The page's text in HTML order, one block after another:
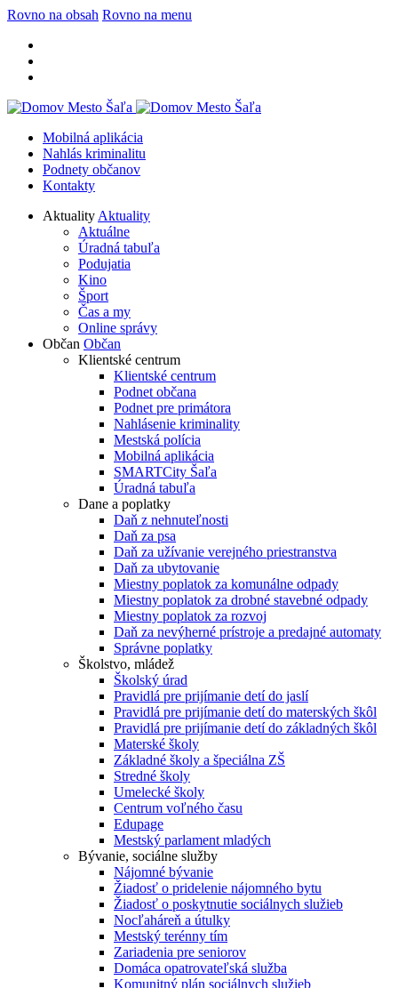
Rovno na obsah Rovno na menu
Mobilná aplikácia
Nahlás kriminalitu
Podnety občanov
Kontakty
Aktuality Aktuality
Aktuálne
Úradná tabuľa
Podujatia
Kino
Šport
Čas a my
Online správy
Občan Občan
Klientské centrum
Klientské centrum
Podnet občana
Podnet pre primátora
Nahlásenie kriminality
Mestská polícia
Mobilná aplikácia
SMARTCity Šaľa
Úradná tabuľa
Dane a poplatky
Daň z nehnuteľnosti
Daň za psa
Daň za užívanie verejného priestranstva
Daň za ubytovanie
Miestny poplatok za komunálne odpady
Miestny poplatok za drobné stavebné odpady
Miestny poplatok za rozvoj
Daň za nevýherné prístroje a predajné automaty
Správne poplatky
Školstvo, mládež
Školský úrad
Pravidlá pre prijímanie detí do jaslí
Pravidlá pre prijímanie detí do materských škôl
Pravidlá pre prijímanie detí do základných škôl
Materské školy
Základné školy a špeciálna ZŠ
Stredné školy
Umelecké školy
Centrum voľného času
Edupage
Mestský parlament mladých
Bývanie, sociálne služby
Nájomné bývanie
Žiadosť o pridelenie nájomného bytu
Žiadosť o poskytnutie sociálnych služieb
Nocľaháreň a útulky
Mestský terénny tím
Zariadenia pre seniorov
Domáca opatrovateľská služba
Komunitný plán sociálnych služieb